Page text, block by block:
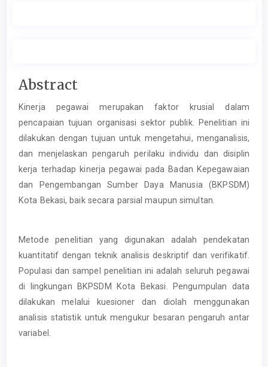
Main
Article
Content
Abstract
Kinerja pegawai merupakan faktor krusial dalam
pencapaian tujuan organisasi sektor publik. Penelitian ini
dilakukan dengan tujuan untuk mengetahui, menganalisis,
dan menjelaskan pengaruh perilaku individu dan disiplin
kerja terhadap kinerja pegawai pada Badan Kepegawaian
dan Pengembangan Sumber Daya Manusia (BKPSDM)
Kota Bekasi, baik secara parsial maupun simultan.
Metode penelitian yang digunakan adalah pendekatan
kuantitatif dengan teknik analisis deskriptif dan verifikatif.
Populasi dan sampel penelitian ini adalah seluruh pegawai
di lingkungan BKPSDM Kota Bekasi. Pengumpulan data
dilakukan melalui kuesioner dan diolah menggunakan
analisis statistik untuk mengukur besaran pengaruh antar
variabel.